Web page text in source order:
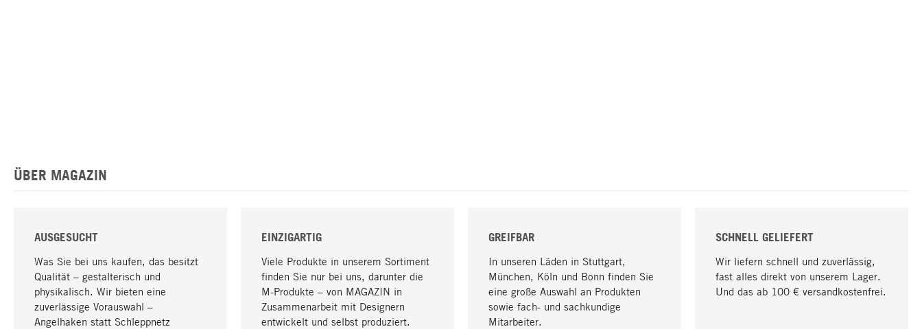
ÜBER MAGAZIN
AUSGESUCHT
Was Sie bei uns kaufen, das besitzt
Qualität – gestalterisch und
physikalisch. Wir bieten eine
zuverlässige Vorauswahl –
Angelhaken statt Schleppnetz
EINZIGARTIG
Viele Produkte in unserem Sortiment
finden Sie nur bei uns, darunter die
M-Produkte – von MAGAZIN in
Zusammenarbeit mit Designern
entwickelt und selbst produziert.
GREIFBAR
In unseren Läden in Stuttgart,
München, Köln und Bonn finden Sie
eine große Auswahl an Produkten
sowie fach- und sachkundige
Mitarbeiter.
SCHNELL GELIEFERT
Wir liefern schnell und zuverlässig,
fast alles direkt von unserem Lager.
Und das ab 100 € versandkostenfrei.